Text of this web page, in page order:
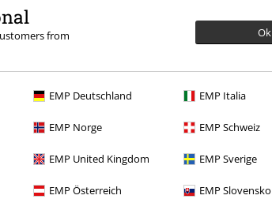
from
Ok
EMP Deutschland EMP Italia
EMP Norge EMP Schweiz
EMP United Kingdom EMP Sverige
EMP Österreich EMP Slovensko
Mini-jurk
Adviesprijs
Kanten jurk